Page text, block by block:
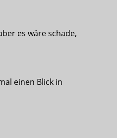
es wäre schade,
einen Blick in